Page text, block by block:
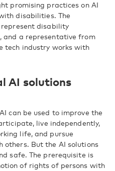
promising practices on AI
disabilities. The
disability
and a representative from
tech industry works with
AI solutions
can be used to improve the
live independently,
life, and pursue
others. But the AI solutions
safe. The prerequisite is
of rights of persons with